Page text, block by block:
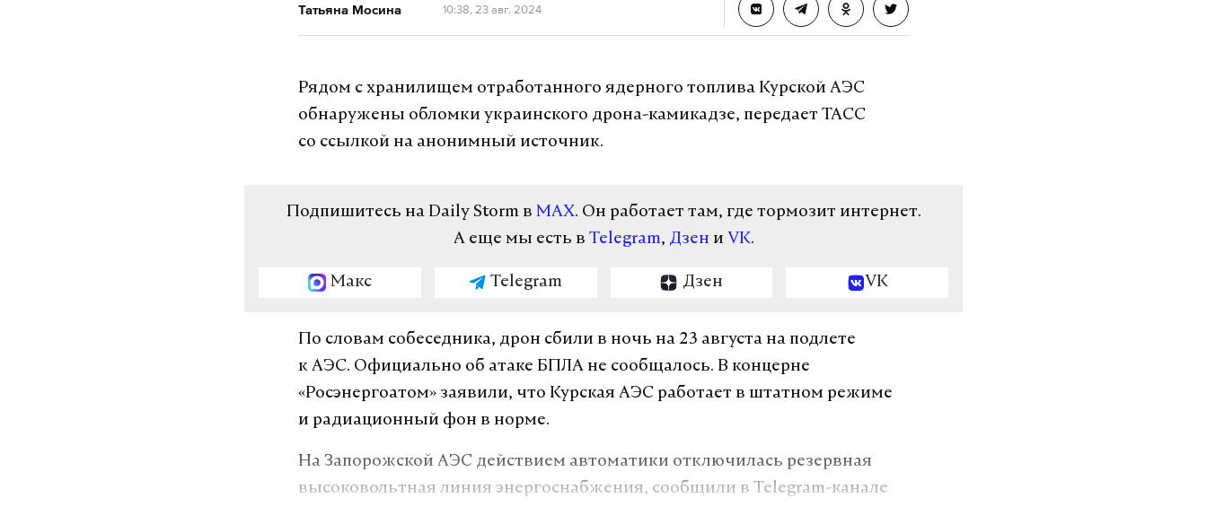
Татьяна Мосина 10:38, 23 авг. 2024
Рядом с хранилищем отработанного ядерного топлива Курской АЭС
обнаружены обломки украинского дрона-камикадзе, передает ТАСС
со ссылкой на анонимный источник.
Подпишитесь на Daily Storm в MAX. Он работает там, где тормозит интернет.
А еще мы есть в Telegram, Дзен и VK.
Макс Telegram Дзен VK
По словам собеседника, дрон сбили в ночь на 23 августа на подлете
к АЭС. Официально об атаке БПЛА не сообщалось. В концерне
«Росэнергоатом» заявили, что Курская АЭС работает в штатном режиме
и радиационный фон в норме.
На Запорожской АЭС действием автоматики отключилась резервная
высоковольтная линия энергоснабжения, сообщили в Telegram-канале